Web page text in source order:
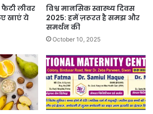
फैटी लीवर
खाएं ये
विश्व मानसिक स्वास्थ्य दिवस
2025: हमें ज़रूरत है समझ और
समर्थन की
October 10, 2025